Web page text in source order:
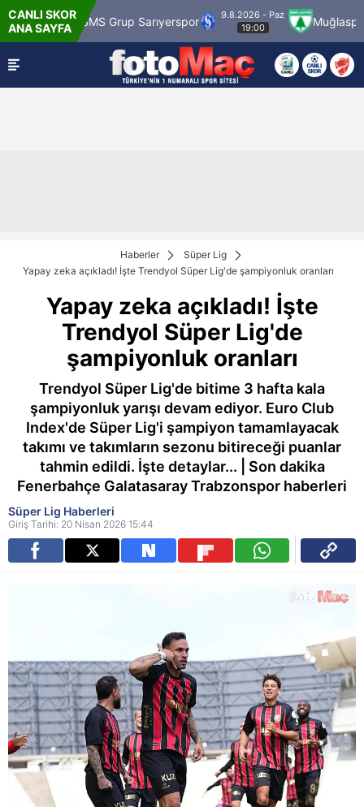
CANLI SKOR
ANA SAYFA
Sarıyerspor
9.8.2026 - Paz
19:00
Muğlaspor Vanspor
Haberler
Süper Lig
Yapay zeka açıkladı! İşte Trendyol Süper Lig'de şampiyonluk oranları
Yapay zeka açıkladı! İşte
Trendyol Süper Lig'de
şampiyonluk oranları
Trendyol Süper Lig'de bitime 3 hafta kala
şampiyonluk yarışı devam ediyor. Euro Club
Index'de Süper Lig'i şampiyon tamamlayacak
takımı ve takımların sezonu bitireceği puanlar
tahmin edildi. İşte detaylar... | Son dakika
Fenerbahçe Galatasaray Trabzonspor haberleri
Süper Lig Haberleri
Giriş Tarihi: 20 Nisan 2026 15:44